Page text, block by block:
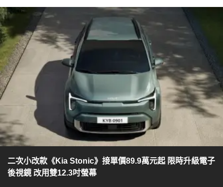
二次小改款《Kia Stonic》接單價89.9萬元起 限時升級電子
後視鏡 改用雙12.3吋螢幕